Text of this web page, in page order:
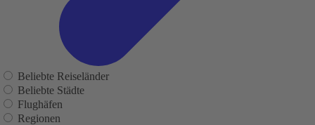
Beliebte Reiseländer
Beliebte Städte
Flughäfen
Regionen